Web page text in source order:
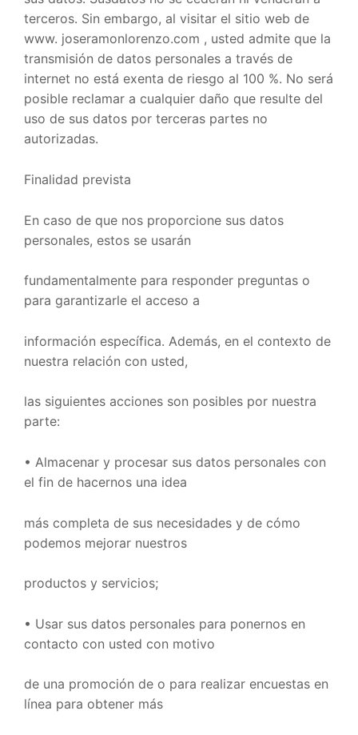
terceros. Sin embargo, al visitar el sitio web de
www. joseramonlorenzo.com , usted admite que la
transmisión de datos personales a través de
internet no está exenta de riesgo al 100 %. No será
posible reclamar a cualquier daño que resulte del
uso de sus datos por terceras partes no
autorizadas.
Finalidad prevista
En caso de que nos proporcione sus datos
personales, estos se usarán
fundamentalmente para responder preguntas o
para garantizarle el acceso a
información específica. Además, en el contexto de
nuestra relación con usted,
las siguientes acciones son posibles por nuestra
parte:
• Almacenar y procesar sus datos personales con
el fin de hacernos una idea
más completa de sus necesidades y de cómo
podemos mejorar nuestros
productos y servicios;
• Usar sus datos personales para ponernos en
contacto con usted con motivo
de una promoción de o para realizar encuestas en
línea para obtener más